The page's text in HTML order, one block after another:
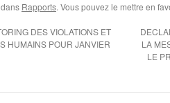
Rapports. Vous pouvez le mettre en
DES VIOLATIONS ET
HUMAINS POUR JANVIER
LA
LE